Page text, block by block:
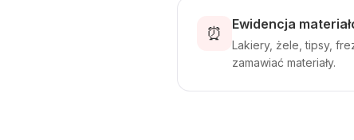
⏰ Ewidencja
Lakiery, żele, tipsy,
zamawiać materiały.